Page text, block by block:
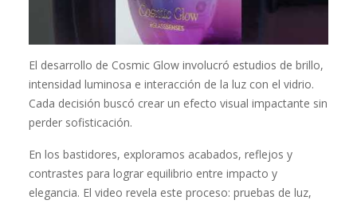
El desarrollo de Cosmic Glow involucró estudios de brillo,
intensidad luminosa e interacción de la luz con el vidrio.
Cada decisión buscó crear un efecto visual impactante sin
perder sofisticación.
En los bastidores, exploramos acabados, reflejos y
contrastes para lograr equilibrio entre impacto y
elegancia. El video revela este proceso: pruebas de luz,